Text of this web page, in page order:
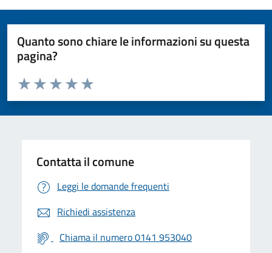
Quanto sono chiare le informazioni su questa
pagina?
Valuta da 1 a 5 stelle la pagina
Valuta 5 stelle su 5
Valuta 4 stelle su 5
Valuta 3 stelle su 5
Valuta 2 stelle su 5
Valuta 1 stelle su 5
Contatta il comune
Leggi le domande frequenti
Richiedi assistenza
Chiama il numero 0141 953040